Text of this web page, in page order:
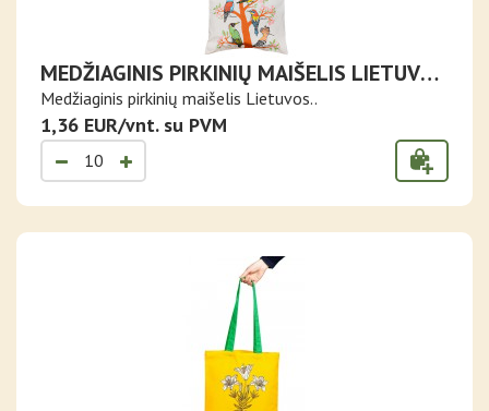
MEDŽIAGINIS PIRKINIŲ MAIŠELIS LIETUVOS
PAUKŠČIAI
Medžiaginis pirkinių maišelis Lietuvos..
1,36 EUR/vnt. su PVM